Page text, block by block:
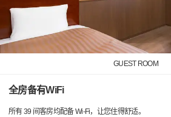
GUEST ROOM
全房备有WiFi
所有 39 间客房均配备 Wi-Fi，让您住得舒适。